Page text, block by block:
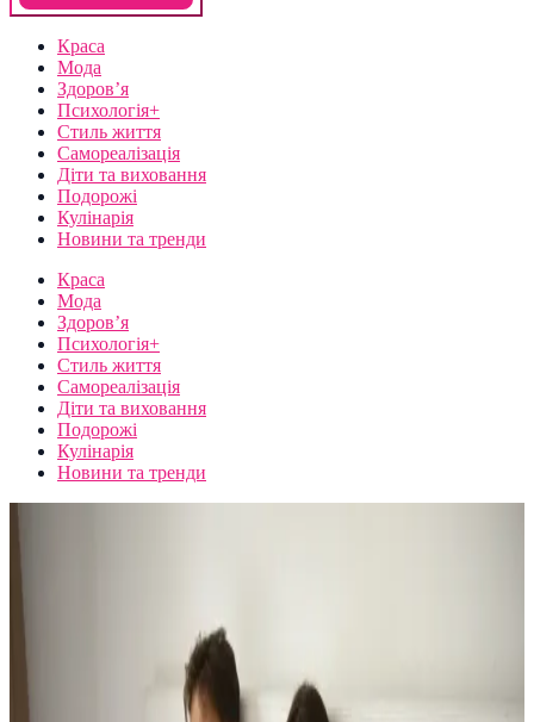
Краса
Мода
Здоров’я
Психологія+
Стиль життя
Самореалізація
Діти та виховання
Подорожі
Кулінарія
Новини та тренди
Краса
Мода
Здоров’я
Психологія+
Стиль життя
Самореалізація
Діти та виховання
Подорожі
Кулінарія
Новини та тренди